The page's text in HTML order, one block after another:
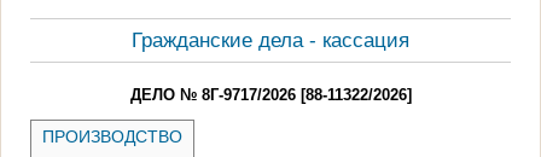
Гражданские дела - кассация
ДЕЛО № 8Г-9717/2026 [88-11322/2026]
ПРОИЗВОДСТВО